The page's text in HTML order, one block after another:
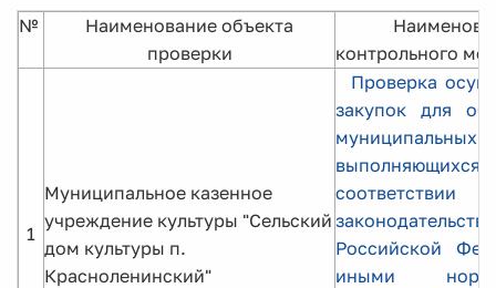
№
Наименование объекта
проверки
контрольного
1
Муниципальное казенное
учреждение культуры "Сельский
дом культуры п.
Красноленинский"
Проверка
закупок для
Российской
иными